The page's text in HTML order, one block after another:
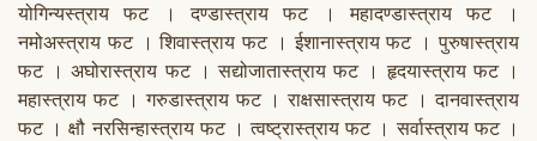
योगिन्यस्त्राय फट । दण्डास्त्राय फट । महादण्डास्त्राय फट ।
नमोअस्त्राय फट । शिवास्त्राय फट । ईशानास्त्राय फट । पुरुषास्त्राय
फट । अघोरास्त्राय फट । सद्योजातास्त्राय फट । हृदयास्त्राय फट ।
महास्त्राय फट । गरुडास्त्राय फट । राक्षसास्त्राय फट । दानवास्त्राय
फट । क्षौ नरसिन्हास्त्राय फट । त्वष्ट्रास्त्राय फट । सर्वास्त्राय फट ।